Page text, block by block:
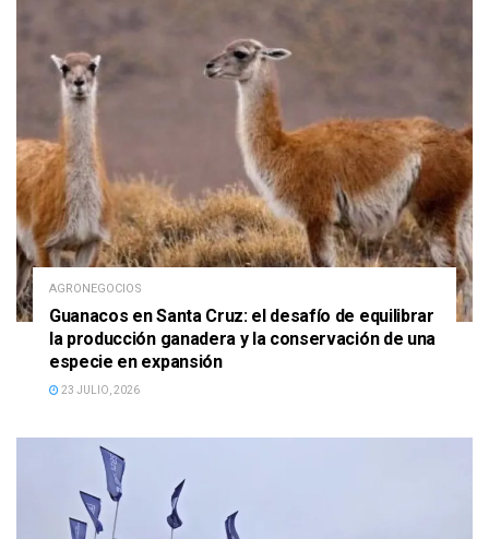
AGRONEGOCIOS
Guanacos en Santa Cruz: el desafío de equilibrar
la producción ganadera y la conservación de una
especie en expansión
23 JULIO, 2026